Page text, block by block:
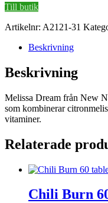
Till butik
Artikelnr: A2121-31
Beskrivning
Beskrivning
Melissa Dream från New
som kombinerar
vitaminer.
Relaterade
Chili Burn